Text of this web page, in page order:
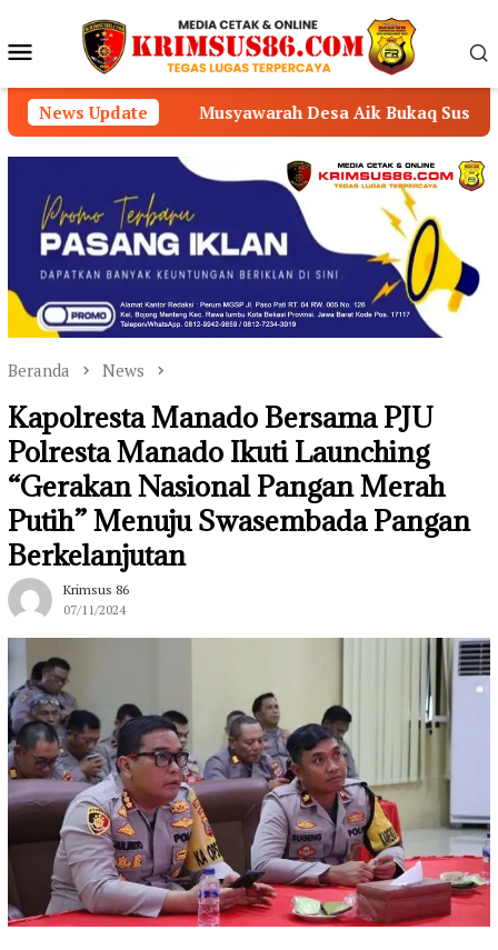
konten Menu
Mobile
News Update
Musyawarah Desa Aik Bukaq Susun RKPDes 2027 dan
Beranda News
Kapolresta Manado Bersama PJU
Polresta Manado Ikuti Launching
“Gerakan Nasional Pangan Merah
Putih” Menuju Swasembada Pangan
Berkelanjutan
Krimsus 86
07/11/2024